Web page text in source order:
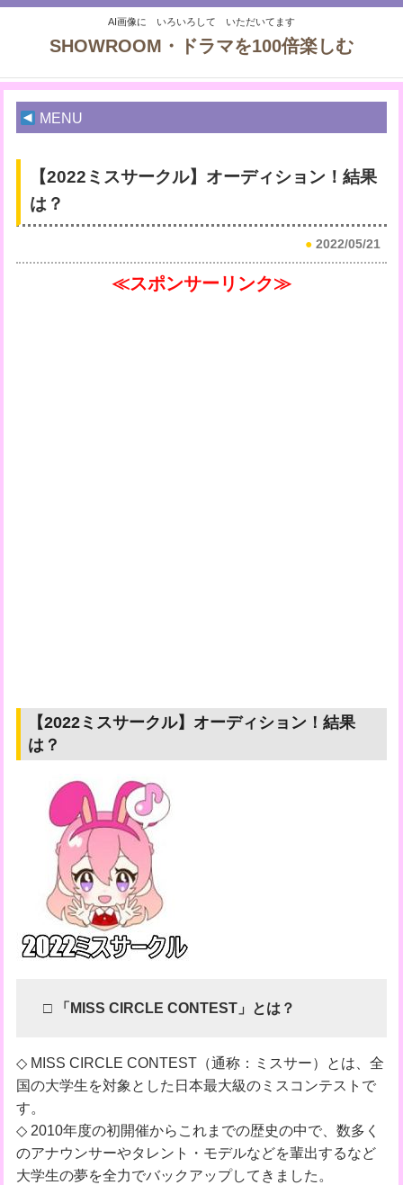
AI画像に いろいろして いただいてます
SHOWROOM・ドラマを100倍楽しむ
MENU
【2022ミスサークル】オーディション！結果
は？
●2022/05/21
≪スポンサーリンク≫
【2022ミスサークル】オーディション！結果
は？
□ 「MISS CIRCLE CONTEST」とは？
◇ MISS CIRCLE CONTEST（通称：ミスサー）とは、全
国の大学生を対象とした日本最大級のミスコンテストで
す。
◇ 2010年度の初開催からこれまでの歴史の中で、数多く
のアナウンサーやタレント・モデルなどを輩出するなど
大学生の夢を全力でバックアップしてきました。